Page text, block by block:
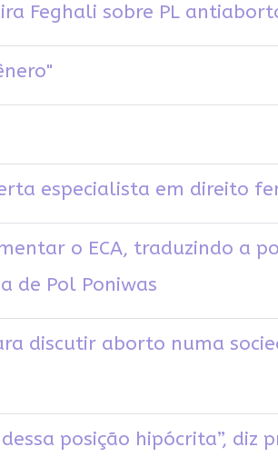
Feghali sobre PL
especialista em direito
o ECA, traduzindo a
de Pol Poniwas
discutir aborto numa
posição hipócrita”, diz